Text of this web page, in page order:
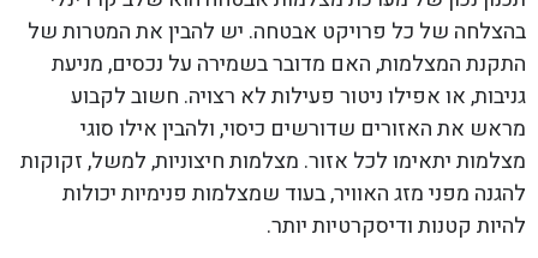
בהצלחה של כל פרויקט אבטחה. יש להבין את המטרות של
התקנת המצלמות, האם מדובר בשמירה על נכסים, מניעת
גניבות, או אפילו ניטור פעילות לא רצויה. חשוב לקבוע
מראש את האזורים שדורשים כיסוי, ולהבין אילו סוגי
מצלמות יתאימו לכל אזור. מצלמות חיצוניות, למשל, זקוקות
להגנה מפני מזג האוויר, בעוד שמצלמות פנימיות יכולות
להיות קטנות ודיסקרטיות יותר.